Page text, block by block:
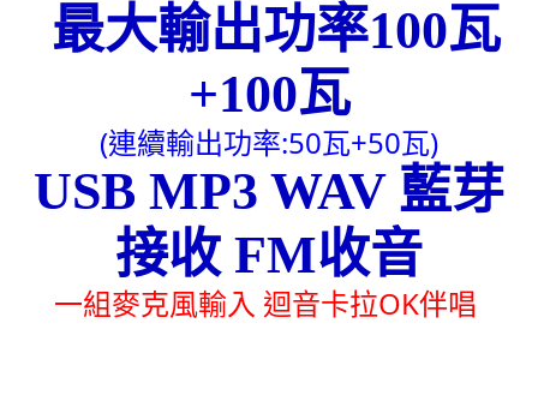
最大輸出功率100瓦
+100瓦
(連續輸出功率:50瓦+50瓦)
USB MP3 WAV 藍芽
接收 FM收音
一組麥克風輸入 迴音卡拉OK伴唱